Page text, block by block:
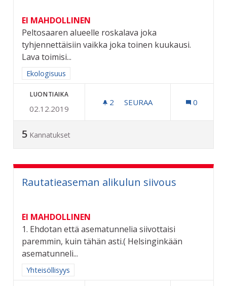
EI MAHDOLLINEN
Peltosaaren alueelle roskalava joka
tyhjennettäisiin vaikka joka toinen kuukausi.
Lava toimisi...
Rajaa tulokset aihepiirin mukaan: Ekologisuus
Ekologisuus
LUONTIAIKA
02.12.2019
2 2 SEURAAJAA
SEURAA 0
5 Kannatukset
Rautatieaseman alikulun siivous
EI MAHDOLLINEN
1. Ehdotan että asematunnelia siivottaisi
paremmin, kuin tähän asti.( Helsinginkään
asematunneli...
Rajaa tulokset aihepiirin mukaan: Yhteisöllisyys
Yhteisöllisyys